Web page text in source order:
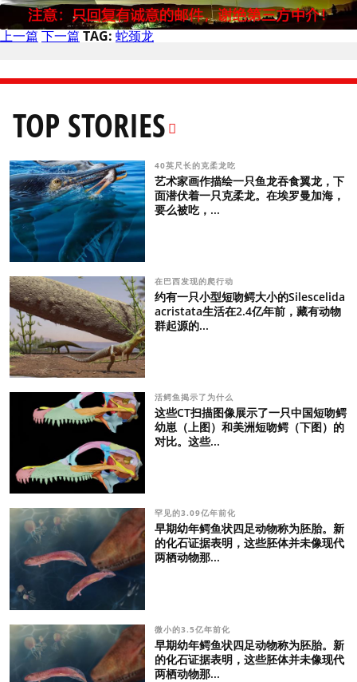
上一篇 下一篇 TAG: 蛇颈龙
TOP STORIES
40英尺长的克柔龙吃
艺术家画作描绘一只鱼龙吞食翼龙，下
面潜伏着一只克柔龙。在埃罗曼加海，
要么被吃，...
在巴西发现的爬行动
约有一只小型短吻鳄大小的Silescelida
acristata生活在2.4亿年前，藏有动物
群起源的...
活鳄鱼揭示了为什么
这些CT扫描图像展示了一只中国短吻鳄
幼崽（上图）和美洲短吻鳄（下图）的
对比。这些...
罕见的3.09亿年前化
早期幼年鳄鱼状四足动物称为胚胎。新
的化石证据表明，这些胚体并未像现代
两栖动物那...
微小的3.5亿年前化
早期幼年鳄鱼状四足动物称为胚胎。新
的化石证据表明，这些胚体并未像现代
两栖动物那...